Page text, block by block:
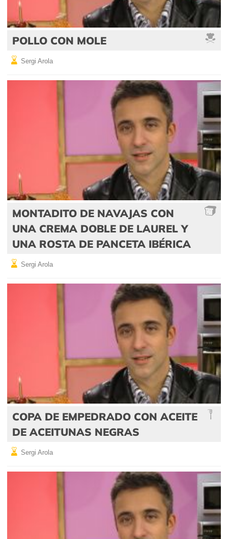
POLLO CON MOLE
Sergi Arola
MONTADITO DE NAVAJAS CON
UNA CREMA DOBLE DE LAUREL Y
UNA ROSTA DE PANCETA IBÉRICA
Sergi Arola
COPA DE EMPEDRADO CON ACEITE
DE ACEITUNAS NEGRAS
Sergi Arola